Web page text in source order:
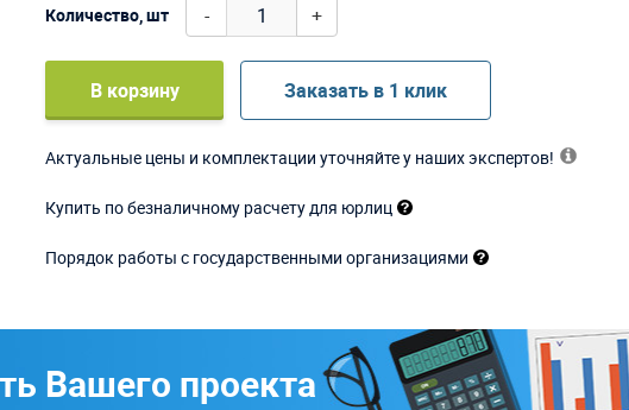
Количество, шт - +
В корзину Заказать в 1 клик
Актуальные цены и комплектации уточняйте у наших экспертов!
Купить по безналичному расчету для юрлиц
Порядок работы с государственными организациями
Вашего проекта